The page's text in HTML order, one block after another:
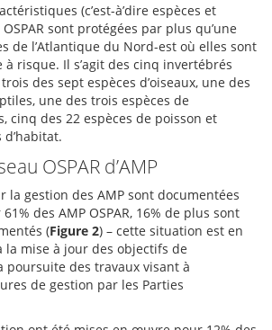
(c’est-à’dire espèces et
sont protégées par plus qu’une
de l’Atlantique du Nord-est où elles sont
à risque. Il s’agit des cinq invertébrés
des sept espèces d’oiseaux, une des
une des trois espèces de
cinq des 22 espèces de poisson et
OSPAR d’AMP
la gestion des AMP sont documentées
des AMP OSPAR, 16% de plus sont
(Figure 2) – cette situation est en
la mise à jour des objectifs de
poursuite des travaux visant à
de gestion par les Parties